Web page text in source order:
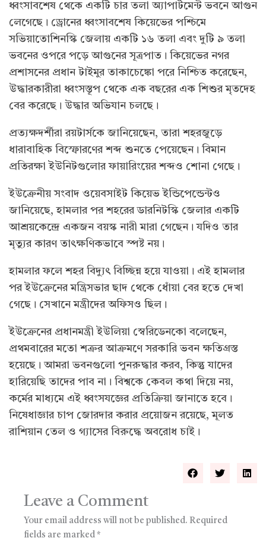
ধ্বংসাবশেষ থেকে একটি চার তলা অ্যাপার্টমেন্ট ভবনে আগুন
লেগেছে। ড্রোনের ধ্বংসাবশেষ কিয়েভের পশ্চিমে
সভিয়াতোশিনস্কি জেলায় একটি ১৬ তলা এবং দুটি ৯ তলা
ভবনের ওপরে পড়ে আগুনের সূত্রপাত। কিয়েভের নগর
প্রশাসনের প্রধান টাইমুর তাকাচেঙ্কো পরে নিশ্চিত করেছেন,
উদ্ধারকারীরা ধ্বংসস্তূপ থেকে এক বছরের এক শিশুর মৃতদেহ
বের করেছে। উদ্ধার অভিযান চলছে।
প্রত্যক্ষদর্শীরা রয়টার্সকে জানিয়েছেন, তারা শহরজুড়ে
ধারাবাহিক বিস্ফোরণের শব্দ শুনতে পেয়েছেন। বিমান
প্রতিরক্ষা ইউনিটগুলোর ফায়ারিংয়ের শব্দও শোনা গেছে।
ইউক্রেনীয় সংবাদ ওয়েবসাইট কিয়েভ ইন্ডিপেন্ডেন্টও
জানিয়েছে, হামলার পর শহরের ডারনিটস্কি জেলার একটি
আশ্রয়কেন্দ্রে একজন বয়স্ক নারী মারা গেছেন। যদিও তার
মৃত্যুর কারণ তাৎক্ষণিকভাবে স্পষ্ট নয়।
হামলার ফলে শহর বিদ্যুৎ বিচ্ছিন্ন হয়ে যাওয়া। এই হামলার
পর ইউক্রেনের মন্ত্রিসভার ছাদ থেকে ধোঁয়া বের হতে দেখা
গেছে। সেখানে মন্ত্রীদের অফিসও ছিল।
ইউক্রেনের প্রধানমন্ত্রী ইউলিয়া স্বেরিডেনকো বলেছেন,
প্রথমবারের মতো শত্রুর আক্রমণে সরকারি ভবন ক্ষতিগ্রস্ত
হয়েছে। আমরা ভবনগুলো পুনরুদ্ধার করব, কিন্তু যাদের
হারিয়েছি তাদের পাব না। বিশ্বকে কেবল কথা দিয়ে নয়,
কর্মের মাধ্যমে এই ধ্বংসযজ্ঞের প্রতিক্রিয়া জানাতে হবে।
নিষেধাজ্ঞার চাপ জোরদার করার প্রয়োজন রয়েছে, মূলত
রাশিয়ান তেল ও গ্যাসের বিরুদ্ধে অবরোধ চাই।
Leave a Comment
Your email address will not be published. Required
fields are marked *